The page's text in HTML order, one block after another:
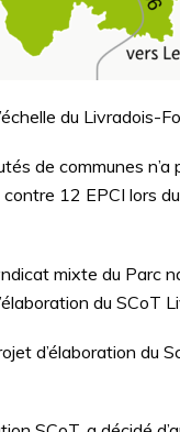
du Livradois-
de communes n’a
12 EPCI lors
mixte du Parc
du SCoT
d’élaboration du